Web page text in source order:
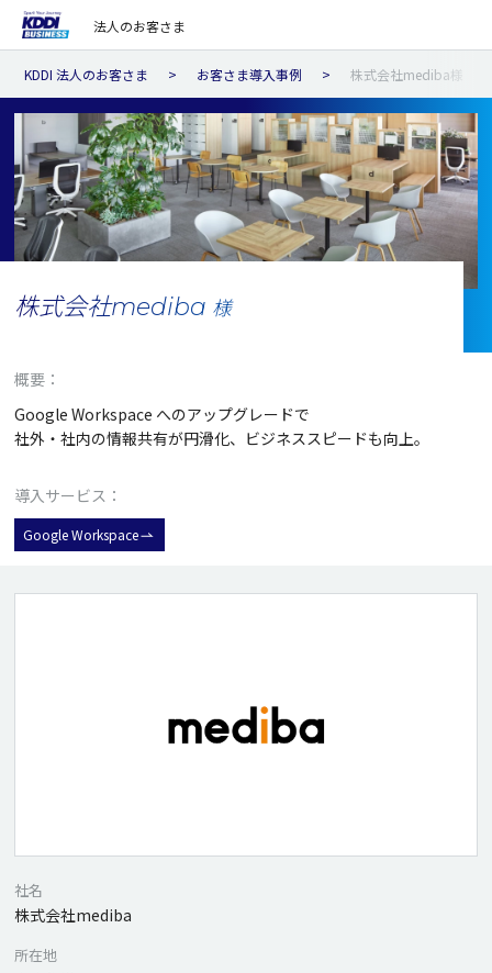
法人のお客さま
KDDI 法人のお客さま お客さま導入事例 株式会社mediba様
株式会社mediba 様
概要：
Google Workspace へのアップグレードで
社外・社内の情報共有が円滑化、ビジネススピードも向上。
導入サービス：
Google Workspace
社名
株式会社mediba
所在地